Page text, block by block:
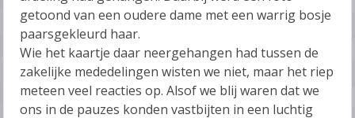
getoond van een oudere dame met een warrig bosje
paarsgekleurd haar.
Wie het kaartje daar neergehangen had tussen de
zakelijke mededelingen wisten we niet, maar het riep
meteen veel reacties op. Alsof we blij waren dat we
ons in de pauzes konden vastbijten in een luchtig